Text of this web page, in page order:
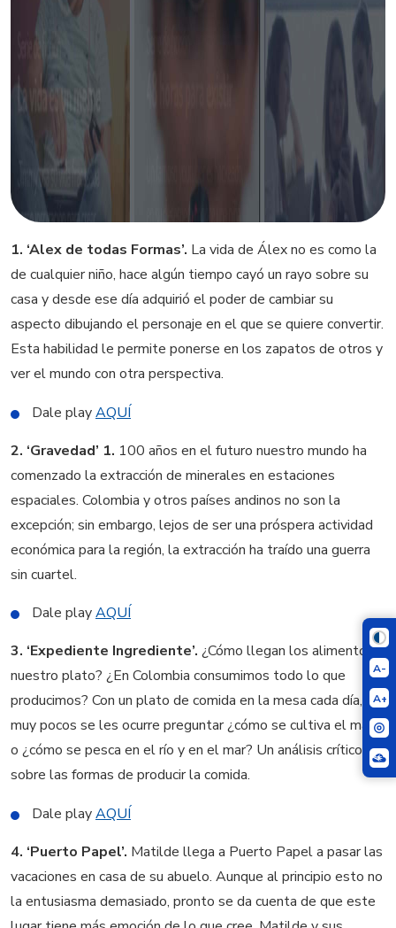
A-
A+
1. ‘Alex de todas Formas’. La vida de Álex no es como la
de cualquier niño, hace algún tiempo cayó un rayo sobre su
casa y desde ese día adquirió el poder de cambiar su
aspecto dibujando el personaje en el que se quiere convertir.
Esta habilidad le permite ponerse en los zapatos de otros y
ver el mundo con otra perspectiva.
Dale playAQUÍ
2. ‘Gravedad’ 1. 100 años en el futuro nuestro mundo ha
comenzado la extracción de minerales en estaciones
espaciales. Colombia y otros países andinos no son la
excepción; sin embargo, lejos de ser una próspera actividad
económica para la región, la extracción ha traído una guerra
sin cuartel.
Dale playAQUÍ
3. ‘Expediente Ingrediente’. ¿Cómo llegan los alimentos a
nuestro plato? ¿En Colombia consumimos todo lo que
producimos? Con un plato de comida en la mesa cada día, a
muy pocos se les ocurre preguntar ¿cómo se cultiva el maíz?
o ¿cómo se pesca en el río y en el mar? Un análisis crítico
sobre las formas de producir la comida.
Dale playAQUÍ
4. ‘Puerto Papel’. Matilde llega a Puerto Papel a pasar las
vacaciones en casa de su abuelo. Aunque al principio esto no
la entusiasma demasiado, pronto se da cuenta de que este